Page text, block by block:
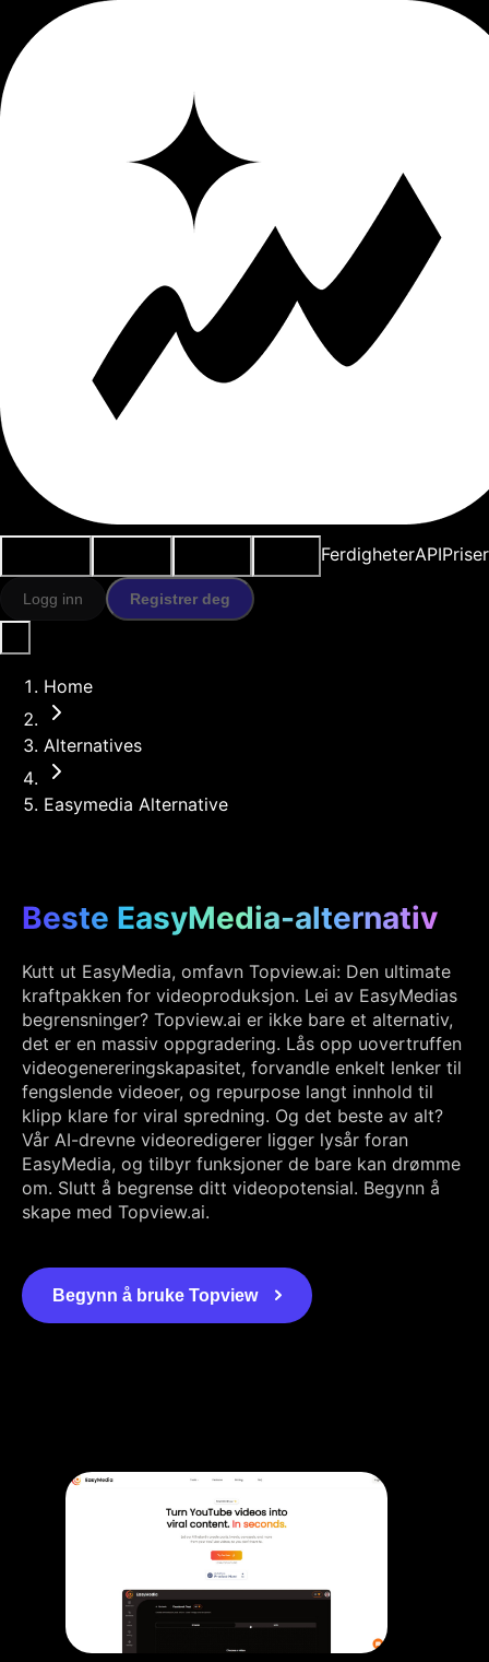
FerdigheterAPIPriser
Logg inn Registrer deg
Home
Alternatives
Easymedia Alternative
Beste EasyMedia-alternativ
Kutt ut EasyMedia, omfavn Topview.ai: Den ultimate
kraftpakken for videoproduksjon. Lei av EasyMedias
begrensninger? Topview.ai er ikke bare et alternativ,
det er en massiv oppgradering. Lås opp uovertruffen
videogenereringskapasitet, forvandle enkelt lenker til
fengslende videoer, og repurpose langt innhold til
klipp klare for viral spredning. Og det beste av alt?
Vår AI-drevne videoredigerer ligger lysår foran
EasyMedia, og tilbyr funksjoner de bare kan drømme
om. Slutt å begrense ditt videopotensial. Begynn å
skape med Topview.ai.
Begynn å bruke Topview